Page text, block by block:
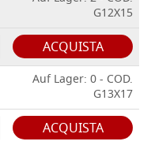
G12X15
ACQUISTA
Auf Lager: 0 - COD.
G13X17
ACQUISTA